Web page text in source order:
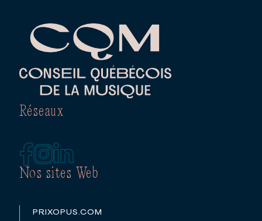
Nos sites Web
PRIXOPUS.COM
Réseaux